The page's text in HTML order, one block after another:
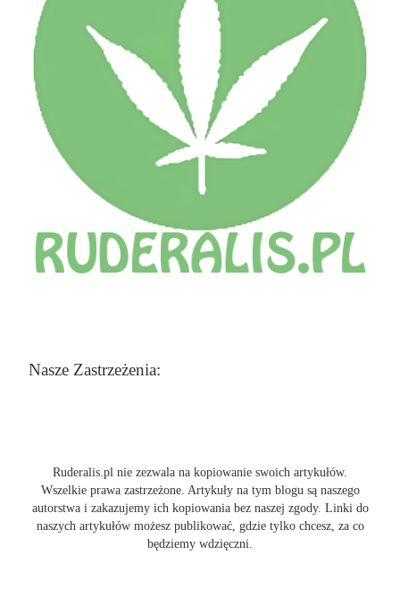
Nasze Zastrzeżenia:
Ruderalis.pl nie zezwala na kopiowanie swoich artykułów.
Wszelkie prawa zastrzeżone. Artykuły na tym blogu są naszego
autorstwa i zakazujemy ich kopiowania bez naszej zgody. Linki do
naszych artykułów możesz publikować, gdzie tylko chcesz, za co
będziemy wdzięczni.